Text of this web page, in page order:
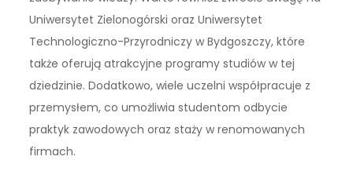
Uniwersytet Zielonogórski oraz Uniwersytet
Technologiczno-Przyrodniczy w Bydgoszczy, które
także oferują atrakcyjne programy studiów w tej
dziedzinie. Dodatkowo, wiele uczelni współpracuje z
przemysłem, co umożliwia studentom odbycie
praktyk zawodowych oraz staży w renomowanych
firmach.